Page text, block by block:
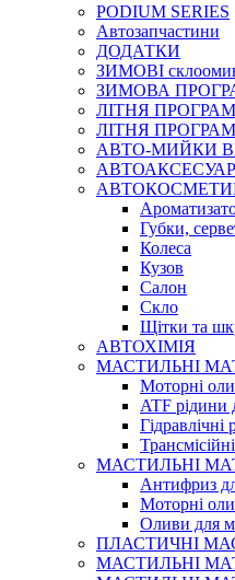
PODIUM SERIES
Автозапчастини
ДОДАТКИ
ЗИМОВІ
ЗИМОВА
ЛІТНЯ
ЛІТНЯ
АВТО-МИЙКИ
Губки,
Колеса
Кузов
Салон
Скло
Щітки та
АВТОХІМІЯ
МАСТИЛЬНІ
Моторні
ATF рідини
Гідравлічні
МАСТИЛЬНІ
Антифриз
Моторні
Оливи для
ПЛАСТИЧНІ
МАСТИЛЬНІ